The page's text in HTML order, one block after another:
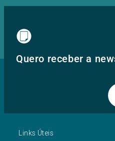
Quero receber a
Links Úteis